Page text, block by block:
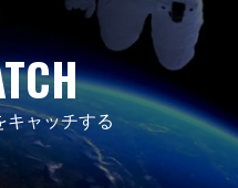
キャッチする